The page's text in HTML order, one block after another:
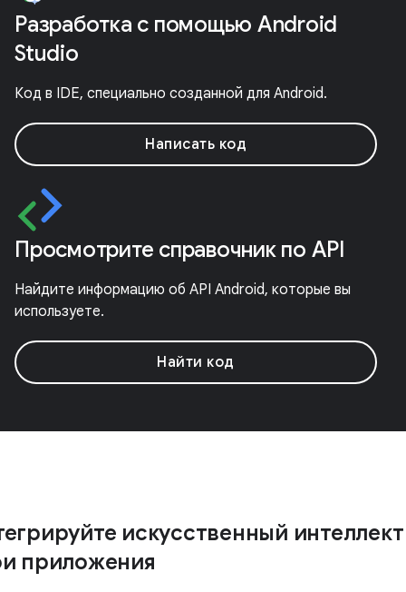
Разработка с помощью Android
Studio
Код в IDE, специально созданной для Android.
Написать код
Просмотрите справочник по API
Найдите информацию об API Android, которые вы
используете.
Найти код
искусственный
приложения